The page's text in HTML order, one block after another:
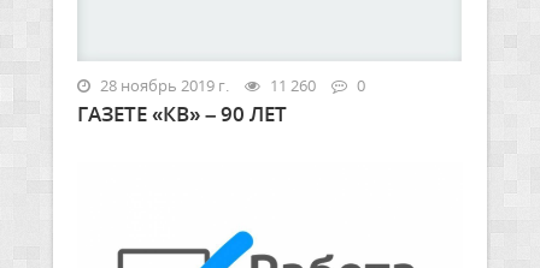
28 ноябрь 2019 г. 11 260 0
ГАЗЕТЕ «КВ» – 90 ЛЕТ